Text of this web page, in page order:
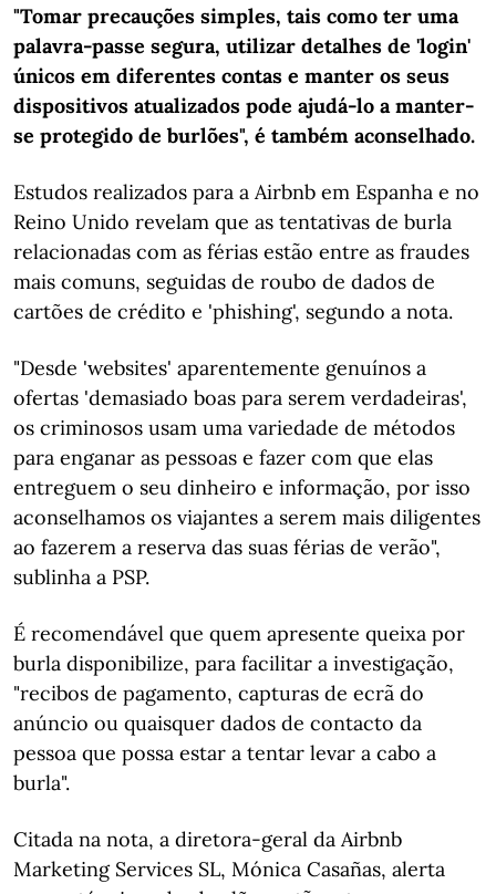
"Tomar precauções simples, tais como ter uma
palavra-passe segura, utilizar detalhes de 'login'
únicos em diferentes contas e manter os seus
dispositivos atualizados pode ajudá-lo a manter-
se protegido de burlões", é também aconselhado.
Estudos realizados para a Airbnb em Espanha e no
Reino Unido revelam que as tentativas de burla
relacionadas com as férias estão entre as fraudes
mais comuns, seguidas de roubo de dados de
cartões de crédito e 'phishing', segundo a nota.
"Desde 'websites' aparentemente genuínos a
ofertas 'demasiado boas para serem verdadeiras',
os criminosos usam uma variedade de métodos
para enganar as pessoas e fazer com que elas
entreguem o seu dinheiro e informação, por isso
aconselhamos os viajantes a serem mais diligentes
ao fazerem a reserva das suas férias de verão",
sublinha a PSP.
É recomendável que quem apresente queixa por
burla disponibilize, para facilitar a investigação,
"recibos de pagamento, capturas de ecrã do
anúncio ou quaisquer dados de contacto da
pessoa que possa estar a tentar levar a cabo a
burla".
Citada na nota, a diretora-geral da Airbnb
Marketing Services SL, Mónica Casañas, alerta